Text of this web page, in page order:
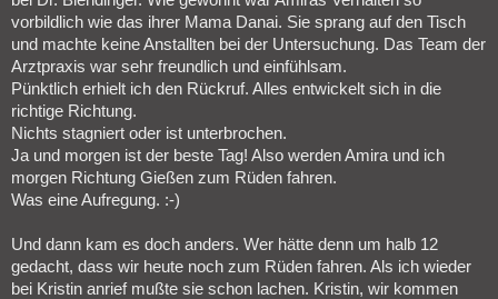
vorbildlich wie das ihrer Mama Danai. Sie sprang auf den Tisch
und machte keine Anstallten bei der Untersuchung. Das Team der
Arztpraxis war sehr freundlich und einfühlsam.
Pünktlich erhielt ich den Rückruf. Alles entwickelt sich in die
richtige Richtung.
Nichts stagniert oder ist unterbrochen.
Ja und morgen ist der beste Tag! Also werden Amira und ich
morgen Richtung Gießen zum Rüden fahren.
Was eine Aufregung. :-)
Und dann kam es doch anders. Wer hätte denn um halb 12
gedacht, dass wir heute noch zum Rüden fahren. Als ich wieder
bei Kristin anrief mußte sie schon lachen. Kristin, wir kommen